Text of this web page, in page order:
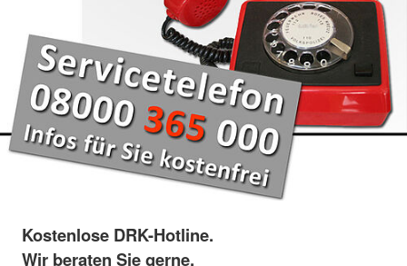
Kostenlose DRK-Hotline.
Wir beraten Sie gerne.